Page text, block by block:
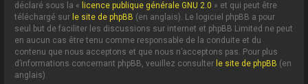
déclaré sous la « licence publique générale GNU 2.0 » et qui peut être
téléchargé sur le site de phpBB (en anglais). Le logiciel phpBB a pour
seul but de faciliter les discussions sur internet et phpBB Limited ne peut
en aucun cas être tenu comme responsable de la conduite et du
contenu que nous acceptons et que nous n’acceptons pas. Pour plus
d’informations concernant phpBB, veuillez consulter le site de phpBB (en
anglais).